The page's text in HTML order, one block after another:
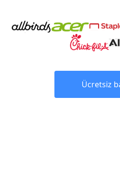
Ücretsiz